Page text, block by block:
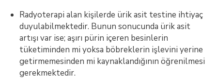
Radyoterapi alan kişilerde ürik asit testine ihtiyaç
duyulabilmektedir. Bunun sonucunda ürik asit
artışı var ise; aşırı pürin içeren besinlerin
tüketiminden mi yoksa böbreklerin işlevini yerine
getirmemesinden mi kaynaklandığının öğrenilmesi
gerekmektedir.